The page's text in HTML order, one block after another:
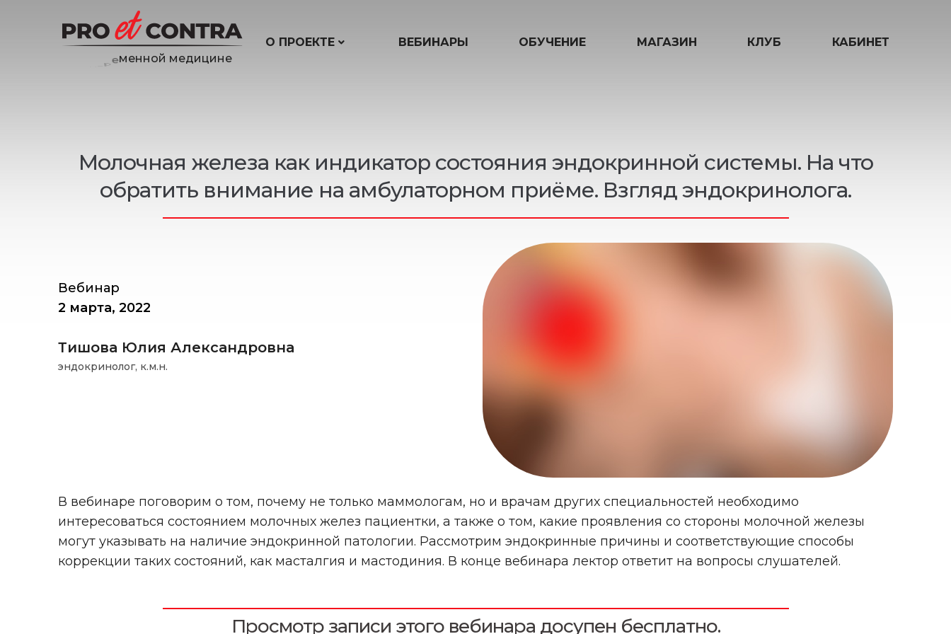
цине
О ПРОЕКТЕ ВЕБИНАРЫ ОБУЧЕНИЕ МАГАЗИН КЛУБ КАБИНЕТ
Молочная железа как индикатор состояния эндокринной системы. На что
обратить внимание на амбулаторном приёме. Взгляд эндокринолога.
Вебинар
2 марта, 2022
Тишова Юлия Александровна
эндокринолог, к.м.н.
В вебинаре поговорим о том, почему не только маммологам, но и врачам других специальностей необходимо
интересоваться состоянием молочных желез пациентки, а также о том, какие проявления со стороны молочной железы
могут указывать на наличие эндокринной патологии. Рассмотрим эндокринные причины и соответствующие способы
коррекции таких состояний, как масталгия и мастодиния. В конце вебинара лектор ответит на вопросы слушателей.
Просмотр записи этого вебинара досупен бесплатно.